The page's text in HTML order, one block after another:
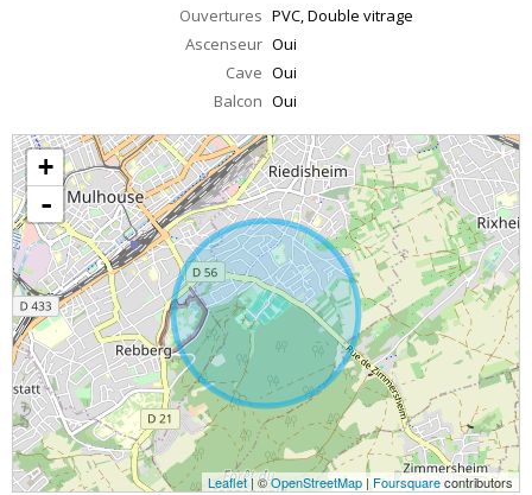
Ouvertures PVC, Double vitrage
Ascenseur Oui
Cave Oui
Balcon Oui
+
-
Leaflet| ©OpenStreetMap |Foursquarecontributors